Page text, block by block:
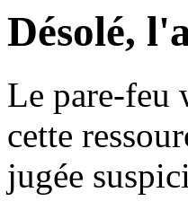
Désolé,
Le pare-feu
cette
jugée